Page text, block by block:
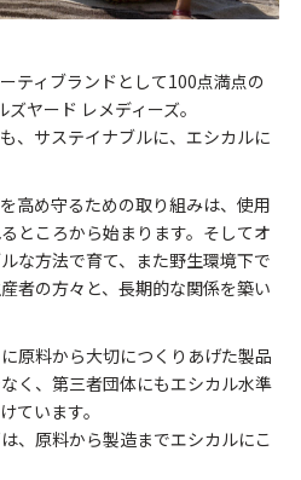
ティブランドとして100点満点の
ヤード レメディーズ。
、サステイナブルに、エシカルに
高め守るための取り組みは、使用
ところから始まります。そしてオ
な方法で育て、また野生環境下で
者の方々と、長期的な関係を築い
原料から大切につくりあげた製品
く、第三者団体にもエシカル水準
ています。
、原料から製造までエシカルにこ